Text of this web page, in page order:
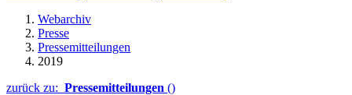
Webarchiv
Presse
Pressemitteilungen
2019
zurück zu: Pressemitteilungen ()